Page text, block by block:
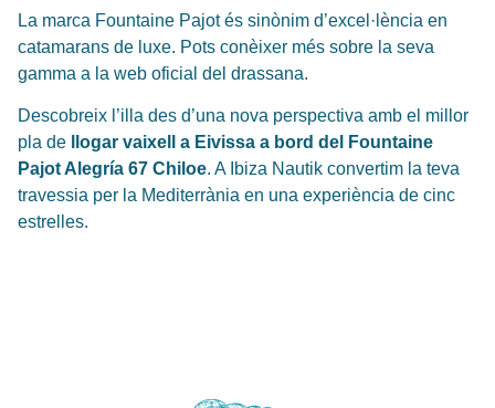
La marca Fountaine Pajot és sinònim d’excel·lència en
catamarans de luxe. Pots conèixer més sobre la seva
gamma a la web oficial del drassana.
Descobreix l’illa des d’una nova perspectiva amb el millor
pla de
llogar vaixell a Eivissa a bord del Fountaine
Pajot Alegría 67 Chiloe. A Ibiza Nautik convertim la teva
travessia per la Mediterrània en una experiència de cinc
estrelles.